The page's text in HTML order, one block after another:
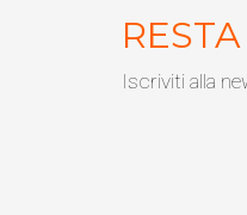
Iscriviti alla